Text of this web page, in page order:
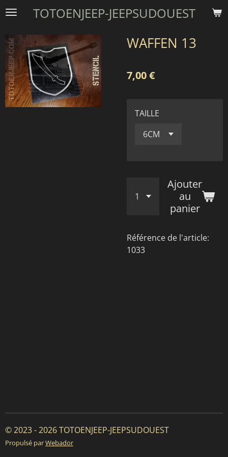
Passer
contenu
principal
TOTOENJEEP-JEEPSUDOUEST
WAFFEN 13
7,00 €
TAILLE
Ajouter
au
panier
Référence de l'article:
1033
© 2023 - 2026 TOTOENJEEP-JEEPSUDOUEST
Propulsé parWebador